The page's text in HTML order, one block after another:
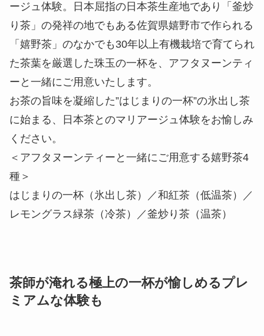
ージュ体験。日本屈指の日本茶生産地であり「釜炒
り茶」の発祥の地でもある佐賀県嬉野市で作られる
「嬉野茶」のなかでも30年以上有機栽培で育てられ
た茶葉を厳選した珠玉の一杯を、アフタヌーンティ
ーと一緒にご用意いたします。
お茶の旨味を凝縮した”はじまりの一杯”の氷出し茶
に始まる、日本茶とのマリアージュ体験をお愉しみ
ください。
＜アフタヌーンティーと一緒にご用意する嬉野茶4
種＞
はじまりの一杯（氷出し茶）／和紅茶（低温茶）／
レモングラス緑茶（冷茶）／釜炒り茶（温茶）
茶師が淹れる極上の一杯が愉しめるプレ
ミアムな体験も